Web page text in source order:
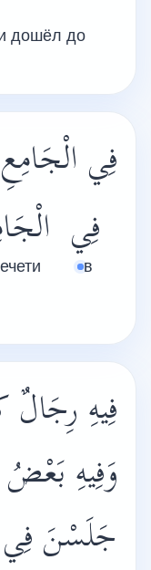
дошёл до
فِي
فِي
в
فِيهِ رِجَالٌ
وَفِيهِ بَعْضُ
جَلَسْنَ فِي